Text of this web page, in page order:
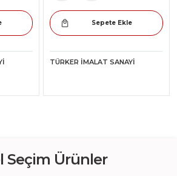
Sepete Ekle
TÜRKER İMALAT SANAYI
Seçim Ürünler